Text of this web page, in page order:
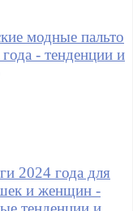
модные пальто
- тенденции и
2024 года для
и женщин -